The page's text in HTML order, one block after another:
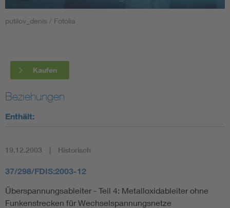
Smart Cities
Blitzschutz: DIN EN 62305 in der Übersicht
Circular Economy für mehr Ressourceneffizienz
Elektrofachkraft (EFK)
putilov_denis / Fotolia
Kaufen
Beziehungen
Enthält:
19.12.2003 Historisch
37/298/FDIS:2003-12
Überspannungsableiter - Teil 4: Metalloxidableiter ohne
Funkenstrecken für Wechselspannungsnetze